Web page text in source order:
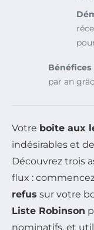
Bénéfices
par an
Votre boîte aux
indésirables et
Découvrez trois
flux :
refus sur votre
Liste Robinson
nominatifs, et